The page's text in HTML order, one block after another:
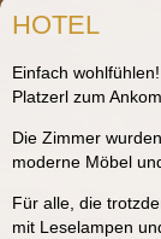
HOTEL
Einfach
Platzerl zum
Die Zimmer
moderne Möbel
Für alle, die
mit Leselampen